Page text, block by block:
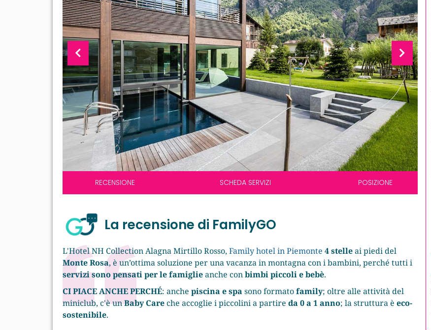
RECENSIONE SCHEDA SERVIZI POSIZIONE
La recensione di FamilyGO
L'Hotel NH Collection Alagna Mirtillo Rosso, Family hotel in Piemonte 4 stelleai piedi del
Monte Rosa, è un’ottima soluzione per una vacanza in montagna con i bambini, perché tutti i
servizi sono pensati per le famiglieanche conbimbi piccoli e bebè.
CI PIACE ANCHE PERCHÉ: anche piscina e spa sono formatofamily; oltre alle attività del
miniclub, c'è unBaby Careche accoglie i piccolini a partire da 0 a 1 anno; la struttura è eco-
sostenibile.